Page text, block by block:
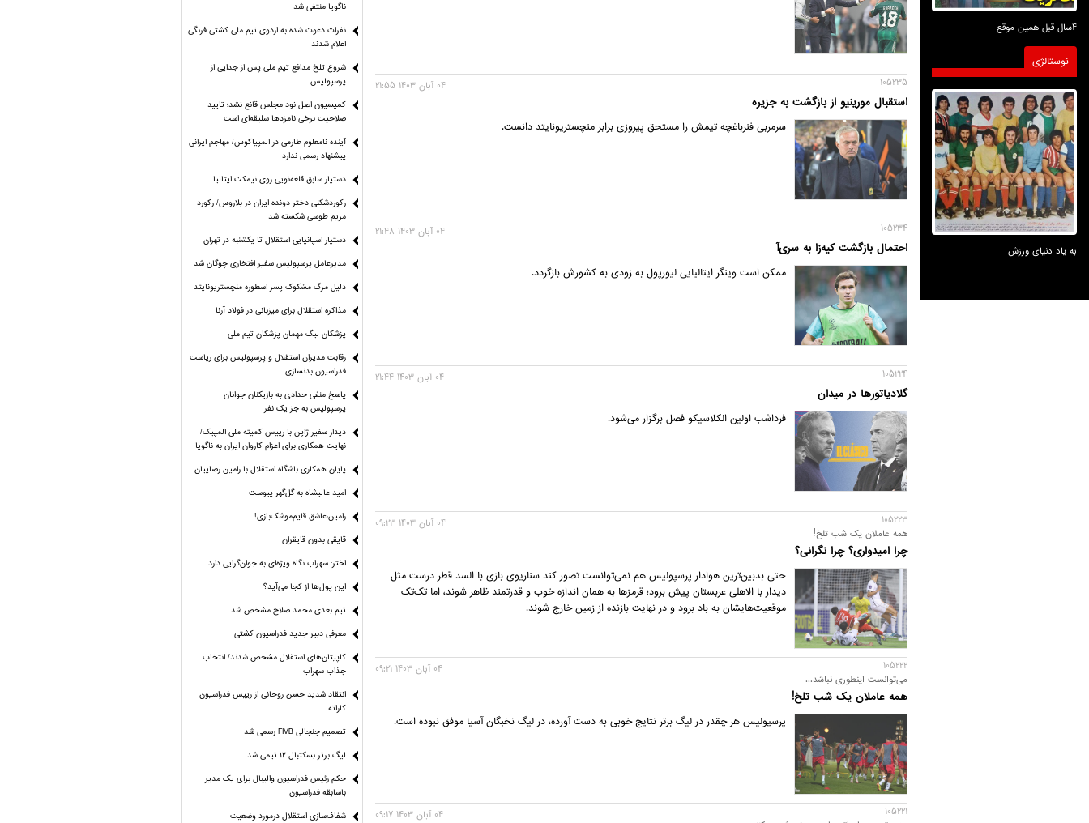
105235
استقبال مورینیو از بازگشت به جزیره
04 آبان 1403 21:55
سرمربی فنرباغچه تیمش را مستحق پیروزی برابر منچستریونایتد دانست.
105234
احتمال بازگشت کیه‌زا به سری‌آ
04 آبان 1403 21:48
ممکن است وینگر ایتالیایی لیورپول به زودی به کشورش بازگردد.
105224
گلادیاتورها در میدان
04 آبان 1403 21:44
فرداشب اولین الکلاسیکو فصل برگزار می‌شود.
105223
همه عاملان یک شب تلخ!
چرا امیدواری؟ چرا نگرانی؟
04 آبان 1403 09:23
حتی بدبین‌ترین هوادار پرسپولیس هم نمی‌توانست تصور کند سناریوی بازی با السد قطر درست مثل
دیدار با الاهلی عربستان پیش برود؛ قرمزها به همان اندازه خوب و قدرتمند ظاهر شوند، اما تک‌تک
موقعیت‌هایشان به باد برود و در نهایت بازنده از زمین خارج شوند.
105222
می‌توانست اینطوری نباشد...
همه عاملان یک شب تلخ!
04 آبان 1403 09:21
پرسپولیس هر چقدر در لیگ برتر نتایج خوبی به دست آورده، در لیگ نخبگان آسیا موفق نبوده است.
105221
04 آبان 1403 09:17
4سال قبل همین موقع
نوستالژی
به یاد دنیای ورزش
ناگویا منتفی شد
نفرات دعوت شده به اردوی تیم ملی کشتی فرنگی
اعلام شدند
شروع تلخ مدافع تیم ملی پس از جدایی از
پرسپولیس
کمیسیون اصل نود مجلس قانع نشد؛ تایید
صلاحیت برخی نامزدها سلیقه‌ای است
آینده نامعلوم طارمی در المپیاکوس/ مهاجم ایرانی
پیشنهاد رسمی ندارد
دستیار سابق قلعه‌نویی روی نیمکت ایتالیا
رکوردشکنی دختر دونده ایران در بلاروس/ رکورد
مریم طوسی شکسته شد
دستیار اسپانیایی استقلال تا یکشنبه در تهران
مدیرعامل پرسپولیس سفیر افتخاری چوگان شد
دلیل مرگ مشکوک پسر اسطوره منچستریونایتد
مذاکره استقلال برای میزبانی در فولاد آرنا
پزشکان لیگ مهمان پزشکان تیم ملی
رقابت مدیران استقلال و پرسپولیس برای ریاست
فدراسیون بدنسازی
پاسخ منفی حدادی به بازیکنان جوانان
پرسپولیس به جز یک نفر
دیدار سفیر ژاپن با رییس کمیته ملی المپیک/
نهایت همکاری برای اعزام کاروان ایران به ناگویا
پایان همکاری باشگاه استقلال با رامین رضاییان
امید عالیشاه به گل‌گهر پیوست
رامین،عاشق قایم‌موشک‌بازی!
قایقی بدون قایقران
اختر: سهراب نگاه ویژه‌ای به جوان‌گرایی دارد
این پول‌ها از کجا می‌آید؟
تیم بعدی محمد صلاح مشخص شد
معرفی دبیر جدید فدراسیون کشتی
کاپیتان‌های استقلال مشخص شدند/ انتخاب
جذاب سهراب
انتقاد شدید حسن روحانی از رییس فدراسیون
کاراته
تصمیم جنجالی FIVB رسمی شد
لیگ برتر بسکتبال ۱۲ تیمی شد
حکم رئیس فدراسیون والیبال برای یک مدیر
باسابقه فدراسیون
شفاف‌سازی استقلال درمورد وضعیت